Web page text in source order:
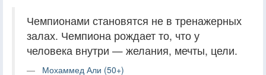
Чемпионами становятся не в тренажерных
залах. Чемпиона рождает то, что у
человека внутри — желания, мечты, цели.
Мохаммед Али (50+)